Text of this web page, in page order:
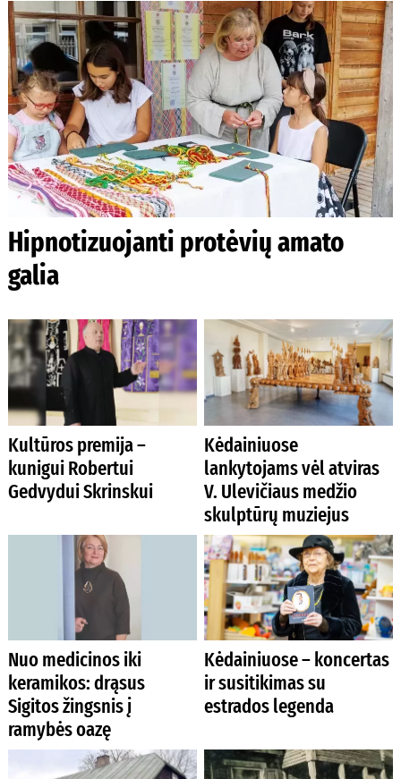
Hipnotizuojanti protėvių amato
galia
Kultūros premija –
kunigui Robertui
Gedvydui Skrinskui
Kėdainiuose
lankytojams vėl atviras
V. Ulevičiaus medžio
skulptūrų muziejus
Nuo medicinos iki
keramikos: drąsus
Sigitos žingsnis į
ramybės oazę
Kėdainiuose – koncertas
ir susitikimas su
estrados legenda